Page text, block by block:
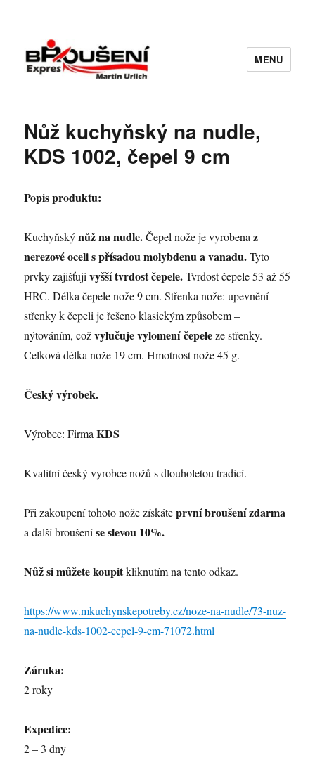
MENU
Nůž kuchyňský na nudle,
KDS 1002, čepel 9 cm
Popis produktu:
Kuchyňskýnůž na nudle.Čepel nože je vyrobenaz
nerezové oceli s přísadou molybdenu a vanadu.Tyto
prvky zajišťujívyšší tvrdost čepele.Tvrdost čepele 53 až 55
HRC. Délka čepele nože 9 cm. Střenka nože: upevnění
střenky k čepeli je řešeno klasickým způsobem –
nýtováním, cožvylučuje vylomení čepeleze střenky.
Celková délka nože 19 cm. Hmotnost nože 45 g.
Český výrobek.
Výrobce: FirmaKDS
Kvalitní český vyrobce nožů s dlouholetou tradicí.
Při zakoupení tohoto nože získáteprvní broušení zdarma
a další broušeníse slevou 10%.
Nůž si můžete koupitkliknutím na tento odkaz.
https://www.mkuchynskepotreby.cz/noze-na-nudle/73-nuz-
na-nudle-kds-1002-cepel-9-cm-71072.html
Záruka:
2 roky
Expedice:
2 – 3 dny